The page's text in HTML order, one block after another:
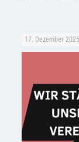
17. Dezember 2025